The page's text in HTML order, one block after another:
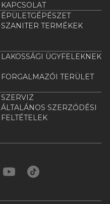
KAPCSOLAT
ÉPÜLETGÉPÉSZET
SZANITER TERMÉKEK
LAKOSSÁGI ÜGYFELEKNEK
FORGALMAZÓI TERÜLET
SZERVIZ
ÁLTALÁNOS SZERZŐDÉSI
FELTÉTELEK